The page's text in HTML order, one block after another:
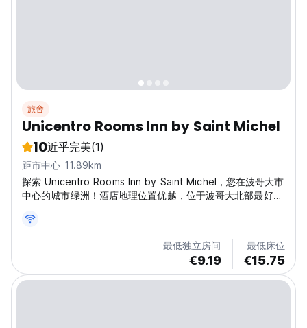
旅舍
Unicentro Rooms Inn by Saint Michel
10近乎完美(1)
距市中心 11.89km
探索 Unicentro Rooms Inn by Saint Michel，您在波哥大市
中心的城市绿洲！酒店地理位置优越，位于波哥大北部最好的
Unicentro（最具标志性的购物中心之一）、Usaquén、诊所
和金融区、T 区以及 93 公园仅几步之遥。想象一下一个现代
而温馨的空间，专为寻求真实体验的旅行者而设计。我们不仅
仅是一个睡觉的地方，更是一个与其他冒险家联系的聚会场
所。您可以选择我们美丽的私人房间和共用宿舍。准备好从当
最低独立房间
€9.19
最低床位
€15.75